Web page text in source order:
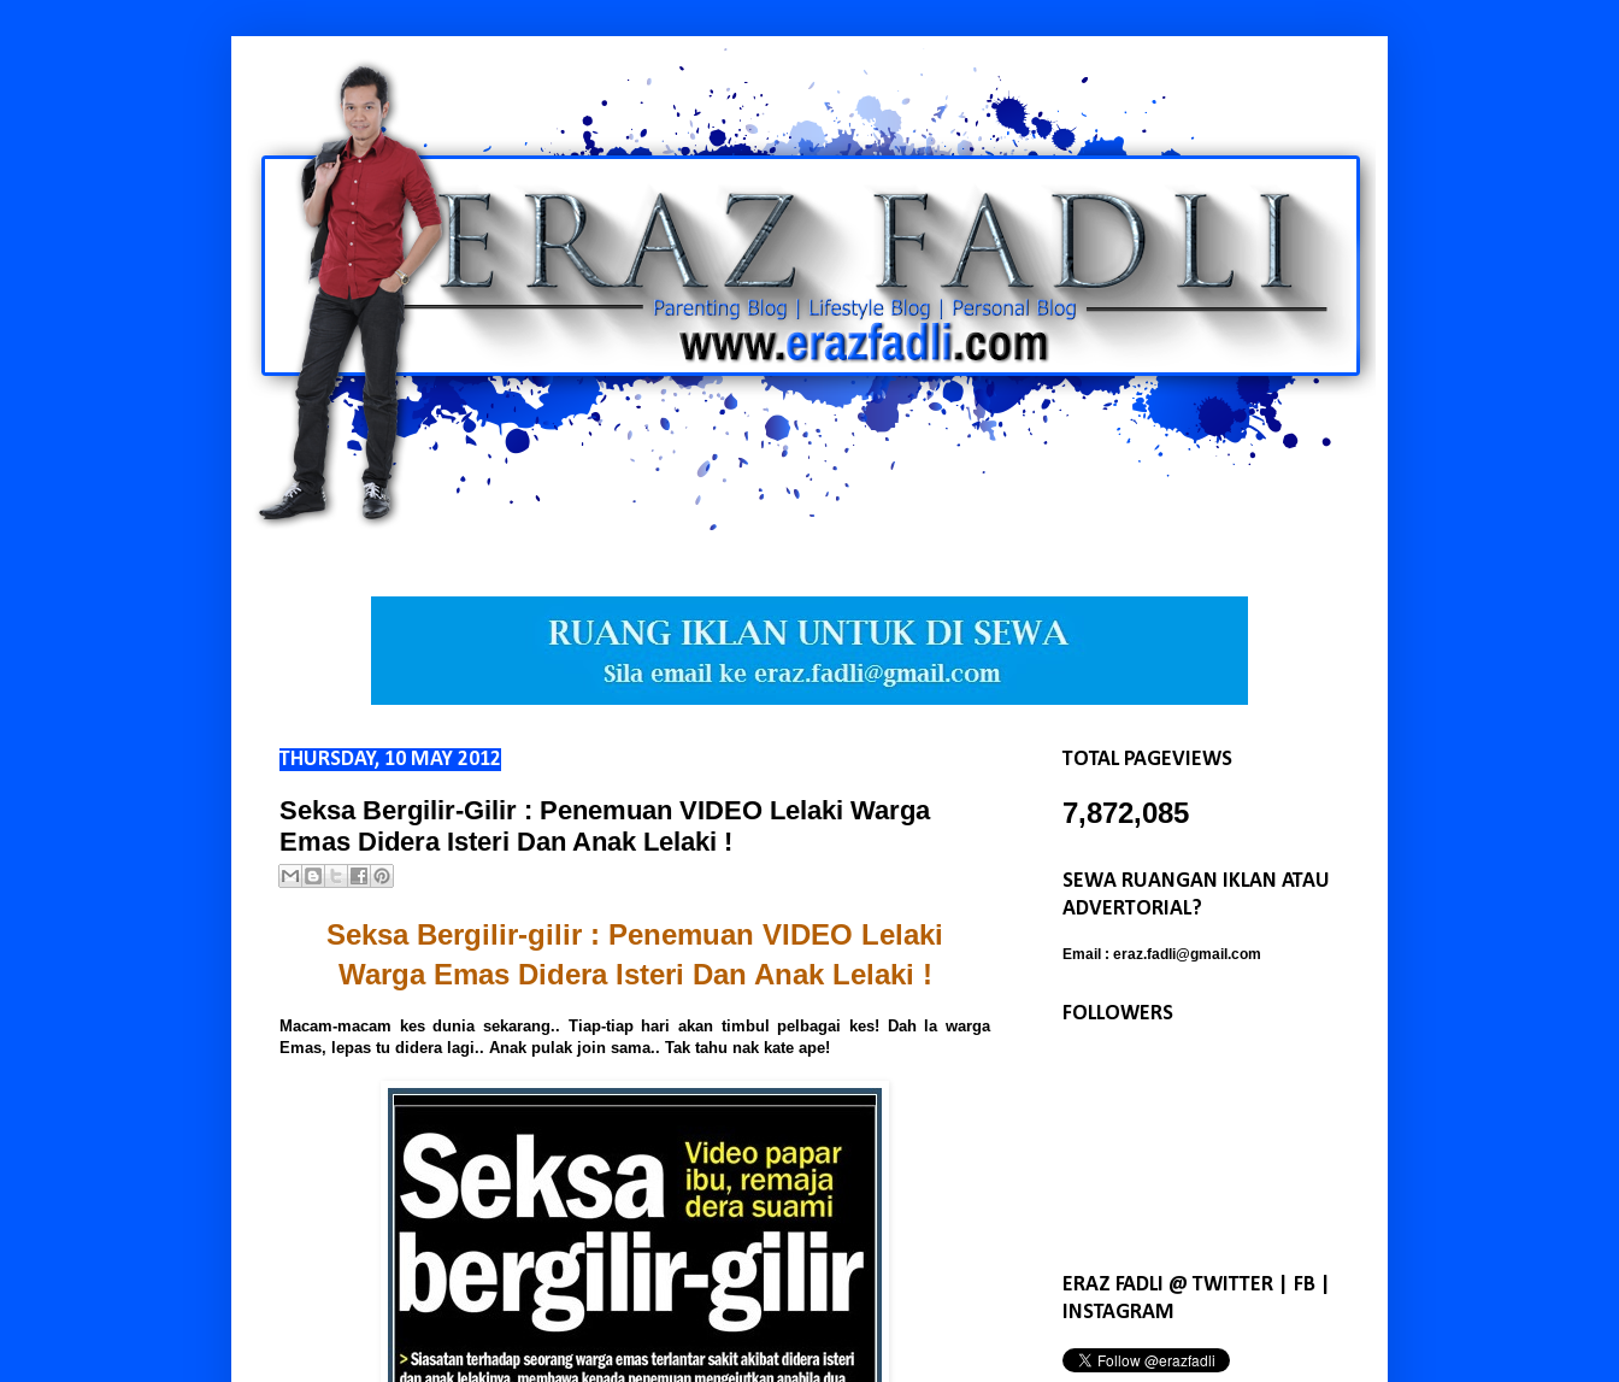
THURSDAY, 10 MAY 2012
Seksa Bergilir-Gilir : Penemuan VIDEO Lelaki Warga
Emas Didera Isteri Dan Anak Lelaki !
Seksa Bergilir-gilir : Penemuan VIDEO Lelaki
Warga Emas Didera Isteri Dan Anak Lelaki !
Macam-macam kes dunia sekarang.. Tiap-tiap hari akan timbul pelbagai kes! Dah la warga
Emas, lepas tu didera lagi.. Anak pulak join sama.. Tak tahu nak kate ape!
TOTAL PAGEVIEWS
7,872,085
SEWA RUANGAN IKLAN ATAU
ADVERTORIAL?
Email : eraz.fadli@gmail.com
FOLLOWERS
ERAZ FADLI @ TWITTER | FB |
INSTAGRAM